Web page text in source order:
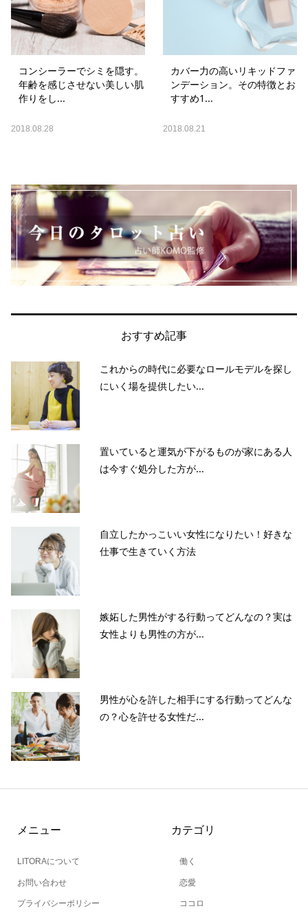
コンシーラーでシミを隠す。
年齢を感じさせない美しい肌
作りをし...
2018.08.28
カバー力の高いリキッドファ
ンデーション。その特徴とお
すすめ1...
2018.08.21
おすすめ記事
これからの時代に必要なロールモデルを探し
にいく場を提供したい...
置いていると運気が下がるものが家にある人
は今すぐ処分した方が...
自立したかっこいい女性になりたい！好きな
仕事で生きていく方法
嫉妬した男性がする行動ってどんなの？実は
女性よりも男性の方が...
男性が心を許した相手にする行動ってどんな
の？心を許せる女性だ...
メニュー
LITORAについて
お問い合わせ
プライバシーポリシー
カテゴリ
働く
恋愛
ココロ